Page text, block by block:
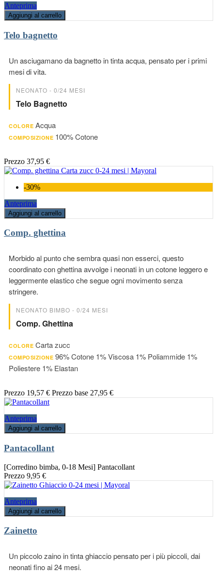
Anteprima
Aggiungi al carrello
Telo bagnetto
Un asciugamano da bagnetto in tinta acqua, pensato per i primi
mesi di vita.
NEONATO - 0/24 MESI
Telo Bagnetto
COLORE Acqua
COMPOSIZIONE 100% Cotone
Prezzo 37,95 €
-30%
Anteprima
Aggiungi al carrello
Comp. ghettina
Morbido al punto che sembra quasi non esserci, questo
coordinato con ghettina avvolge i neonati in un cotone leggero e
leggermente elastico che segue ogni movimento senza
stringere.
NEONATO BIMBO - 0/24 MESI
Comp. Ghettina
COLORE Carta zucc
COMPOSIZIONE 96% Cotone 1% Viscosa 1% Poliammide 1%
Poliestere 1% Elastan
Prezzo 19,57 € Prezzo base 27,95 €
Anteprima
Aggiungi al carrello
Pantacollant
[Corredino bimba, 0-18 Mesi] Pantacollant
Prezzo 9,95 €
Anteprima
Aggiungi al carrello
Zainetto
Un piccolo zaino in tinta ghiaccio pensato per i più piccoli, dai
neonati fino ai 24 mesi.